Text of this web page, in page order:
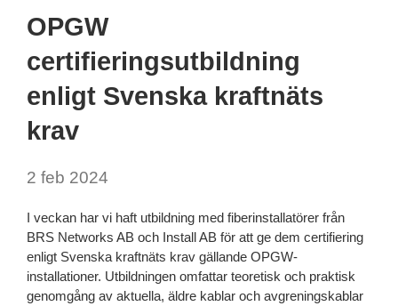
OPGW
certifieringsutbildning
enligt Svenska kraftnäts
krav
2 feb 2024
I veckan har vi haft utbildning med fiberinstallatörer från
BRS Networks AB och Install AB för att ge dem certifiering
enligt Svenska kraftnäts krav gällande OPGW-
installationer. Utbildningen omfattar teoretisk och praktisk
genomgång av aktuella, äldre kablar och avgreningskablar